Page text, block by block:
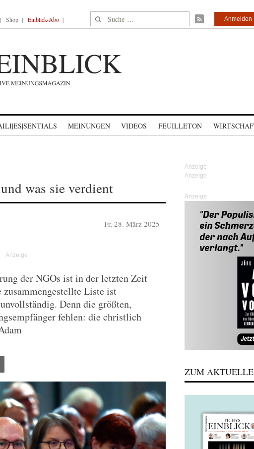
Shop Einblick-Abo Suche nach: Anmelden
MEINUNGEN VIDEOS FEUILLETON
was sie verdient
Fr, 28. März 2025
der NGOs ist in der letzten Zeit
zusammengestellte Liste ist
Denn die größten,
fehlen: die christlich
Anzeige
ZUM